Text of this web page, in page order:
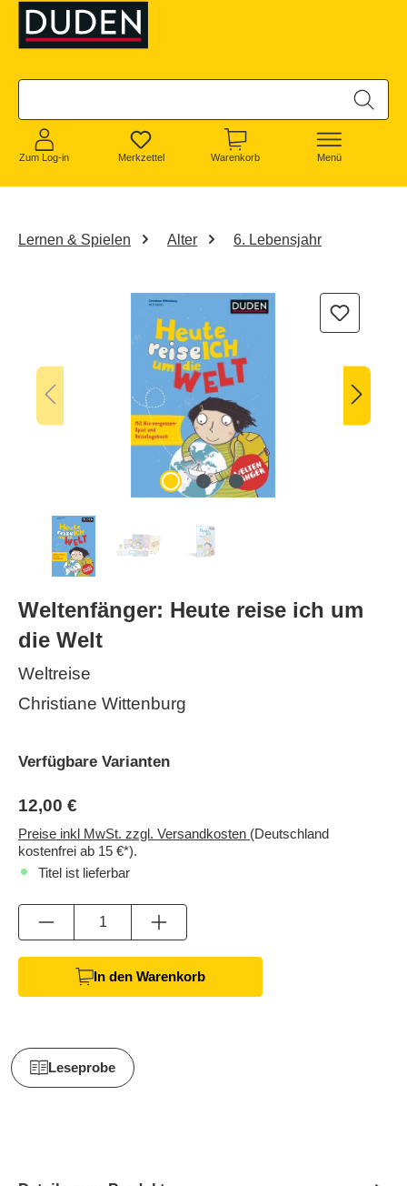
springen
Zum Log-in Merkzettel Warenkorb Menü
Lernen & Spielen Alter 6. Lebensjahr
Bildergalerie überspringen
Weltenfänger: Heute reise ich um
die Welt
Weltreise
Christiane Wittenburg
Verfügbare Varianten
12,00 €
Preise inkl MwSt. zzgl. Versandkosten (Deutschland
kostenfrei ab 15 €*).
Titel ist lieferbar
Anzahl
In den Warenkorb
Leseprobe